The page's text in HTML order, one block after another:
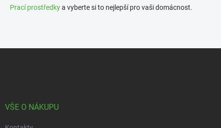
Prací prostředkya vyberte si to nejlepší pro vaši domácnost.
VŠE O NÁKUPU